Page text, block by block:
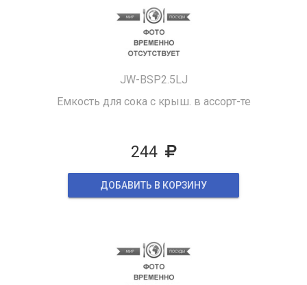
JW-BSP2.5LJ
Емкость для сока с крыш. в ассорт-те
244
ДОБАВИТЬ В КОРЗИНУ